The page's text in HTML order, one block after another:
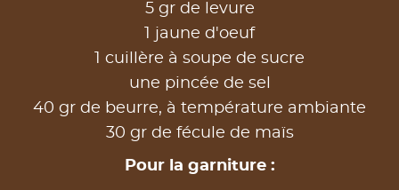
5 gr de levure
1 jaune d'oeuf
1 cuillère à soupe de sucre
une pincée de sel
40 gr de beurre, à température ambiante
30 gr de fécule de maïs
Pour la garniture :